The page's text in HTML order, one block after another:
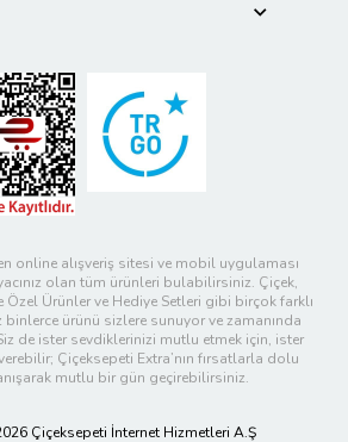
online alışveriş sitesi ve mobil uygulaması
olan tüm ürünleri bulabilirsiniz. Çiçek,
Özel Ürünler ve Hediye Setleri gibi birçok farklı
binlerce ürünü sizlere sunuyor ve zamanında
de ister sevdiklerinizi mutlu etmek için, ister
Çiçeksepeti Extra’nın fırsatlarla dolu
mutlu bir gün geçirebilirsiniz.
Çiçeksepeti İnternet Hizmetleri A.Ş